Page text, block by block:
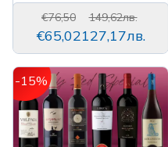
€76,50
€65,02
149,62лв.
127,17лв.
-15%